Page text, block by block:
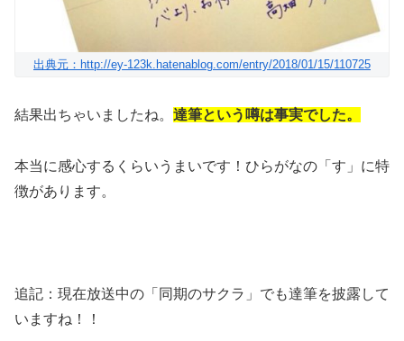
出典元：http://ey-123k.hatenablog.com/entry/2018/01/15/110725
結果出ちゃいましたね。 達筆という噂は事実でした。
本当に感心するくらいうまいです！ひらがなの「す」に特
徴があります。
追記：現在放送中の「同期のサクラ」でも達筆を披露して
いますね！！